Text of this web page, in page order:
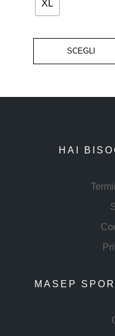
XL
SCEGLI
HAI
MASEP